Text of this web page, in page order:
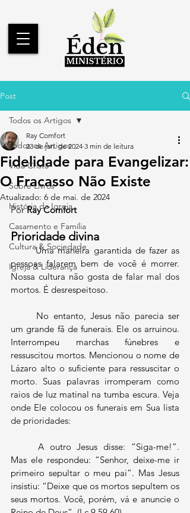
Post
Todos os Artigos
Vida Cristã
Sobre Livros
História da Igreja
Casamento e Família
Cultura & Sociedade
Igreja & Liderança
Todos os Artigos
Fidelidade para Evangelizar:
O Fracasso Não Existe
Ray Comfort
23 de jan. de 2024 3 min de leitura
Atualizado: 6 de mai. de 2024
Por Ray Comfort
Prioridade divina
	Uma maneira garantida de fazer as
pessoas falarem bem de você é morrer.
Nossa cultura não gosta de falar mal dos
mortos. É desrespeitoso.
um grande fã de funerais. Ele os arruinou.
Interrompeu marchas fúnebres e
ressuscitou mortos. Mencionou o nome de
Lázaro alto o suficiente para ressuscitar o
morto. Suas palavras irromperam como
raios de luz matinal na tumba escura. Veja
onde Ele colocou os funerais em Sua lista
de prioridades:
Mas ele respondeu: “Senhor, deixe-me ir
primeiro sepultar o meu pai”. Mas Jesus
insistiu: “Deixe que os mortos sepultem os
seus mortos. Você, porém, vá e anuncie o